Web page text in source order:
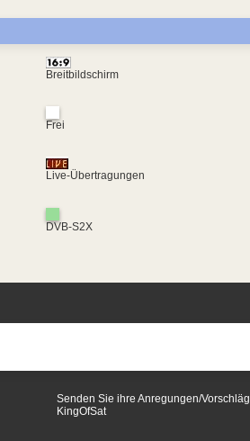
Breitbildschirm
Frei
Live-Übertragungen
DVB-S2X
Senden Sie ihre Anregungen/
KingOfSat